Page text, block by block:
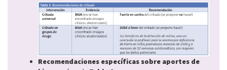
Recomendaciones específicas sobre aportes de